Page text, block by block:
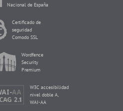
Nacional de España
Certificado de
seguridad
Comodo SSL
Wordfence
Security
Premium
W3C accesibilidad
nivel doble A,
WAI-AA